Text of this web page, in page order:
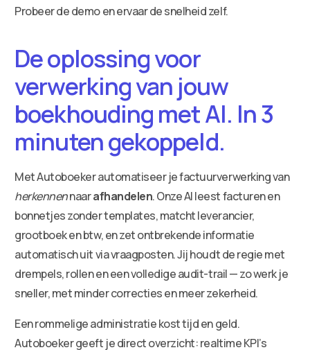
Probeer de demo en ervaar de snelheid zelf.
De oplossing voor
verwerking van jouw
boekhouding met AI. In 3
minuten gekoppeld.
Met Autoboeker automatiseer je factuurverwerking van
herkennennaarafhandelen. Onze AI leest facturen en
bonnetjes zonder templates, matcht leverancier,
grootboek en btw, en zet ontbrekende informatie
automatisch uit via vraagposten. Jij houdt de regie met
drempels, rollen en een volledige audit-trail — zo werk je
sneller, met minder correcties en meer zekerheid.
Een rommelige administratie kost tijd en geld.
Autoboeker geeft je direct overzicht: realtime KPI’s